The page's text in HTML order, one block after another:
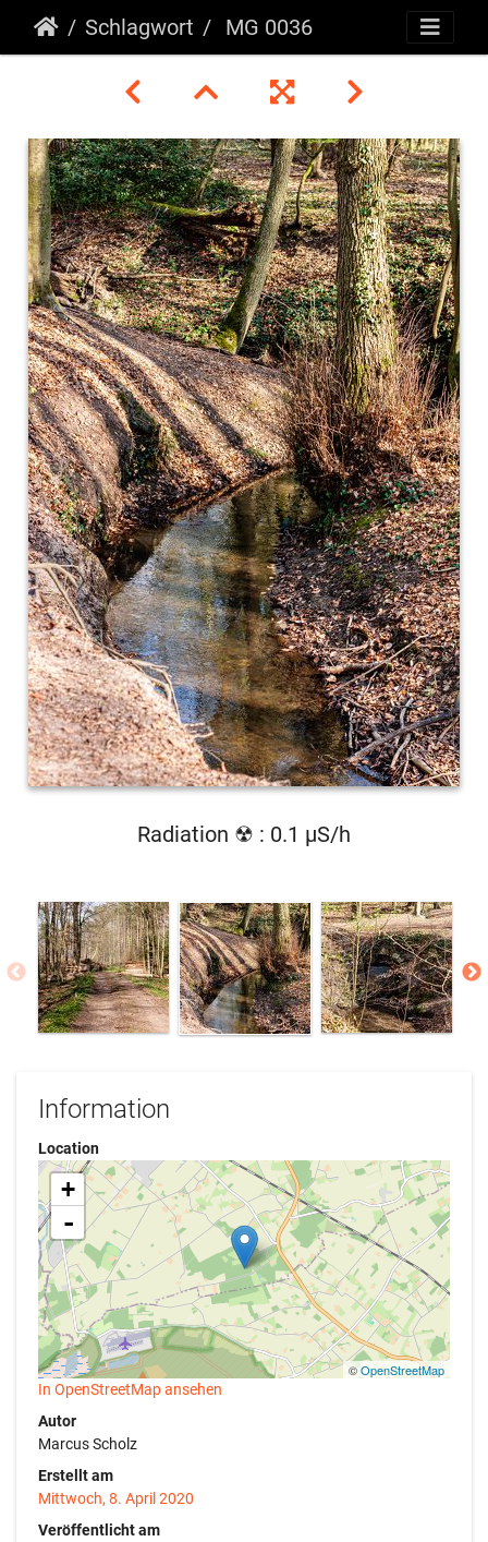
Schlagwort MG 0036
Radiation ☢ : 0.1 µS/h
Information
Location
+
-
©OpenStreetMap
In OpenStreetMap ansehen
Autor
Marcus Scholz
Erstellt am
Mittwoch, 8. April 2020
Veröffentlicht am